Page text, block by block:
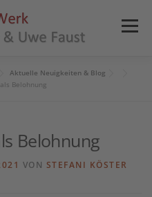
Menü
INFOS
Aktuelle Neuigkeiten & Blog
Belohnung
Belohnung
VON STEFANI KÖSTER